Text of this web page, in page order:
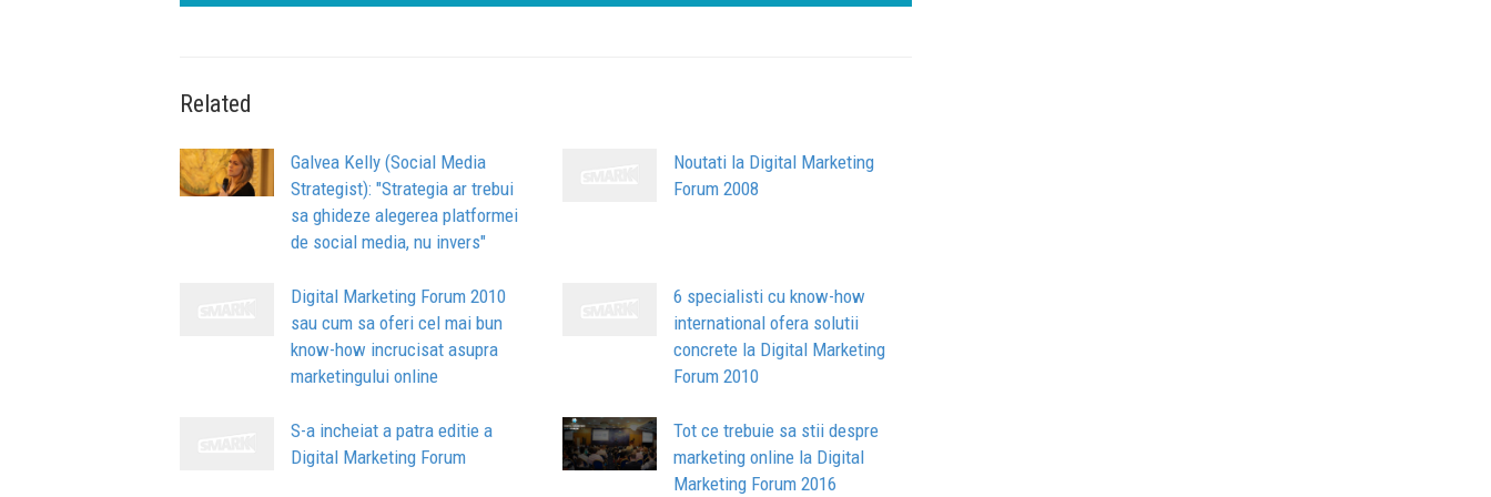
Related
Galvea Kelly (Social Media
Strategist): "Strategia ar trebui
sa ghideze alegerea platformei
de social media, nu invers"
Noutati la Digital Marketing
Forum 2008
Digital Marketing Forum 2010
sau cum sa oferi cel mai bun
know-how incrucisat asupra
marketingului online
6 specialisti cu know-how
international ofera solutii
concrete la Digital Marketing
Forum 2010
S-a incheiat a patra editie a
Digital Marketing Forum
Tot ce trebuie sa stii despre
marketing online la Digital
Marketing Forum 2016